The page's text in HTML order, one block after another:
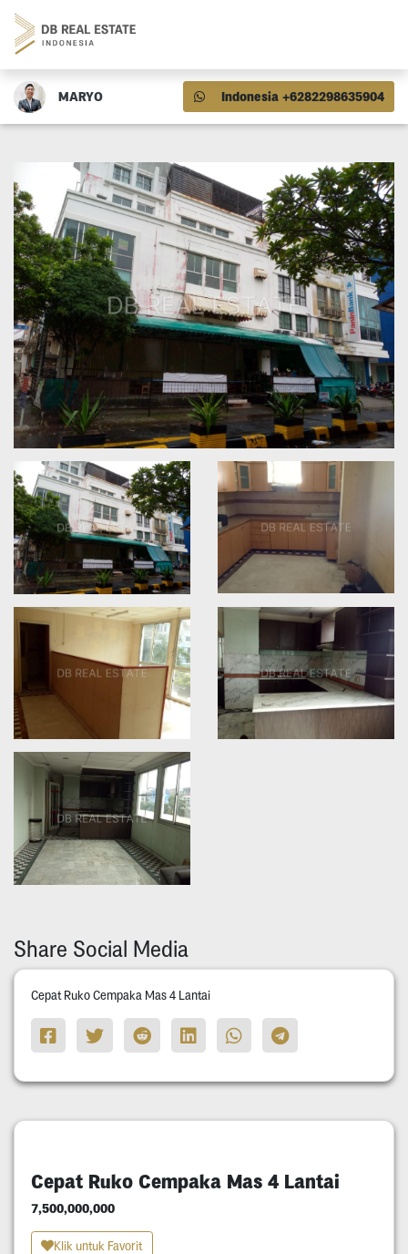
MARYO Indonesia +6282298635904
Share Social Media
Cepat Ruko Cempaka Mas 4 Lantai
Cepat Ruko Cempaka Mas 4 Lantai
7,500,000,000
Klik untuk Favorit